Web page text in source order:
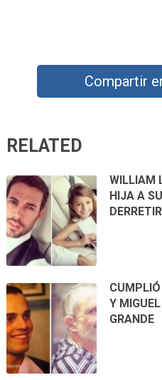
Compartir
RELATED
WILLIAM
HIJA A
Y
GRANDE